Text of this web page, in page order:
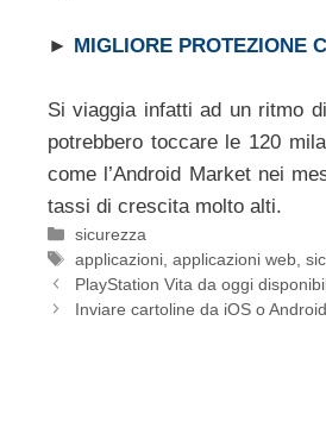
► MIGLIORE PROTEZIONE
Si viaggia infatti ad un ritmo
potrebbero toccare le 120
come l’Android Market nei
tassi di crescita molto alti.
Categorie
sicurezza
Tag
applicazioni ,applicazioni web ,
PlayStation Vita da oggi
Inviare cartoline da iOS o Android